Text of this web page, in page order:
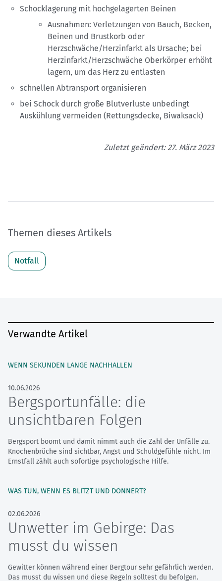
Schocklagerung mit hochgelagerten Beinen
Ausnahmen: Verletzungen von Bauch, Becken,
Beinen und Brustkorb oder
Herzschwäche/Herzinfarkt als Ursache; bei
Herzinfarkt/Herzschwäche Oberkörper erhöht
lagern, um das Herz zu entlasten
schnellen Abtransport organisieren
bei Schock durch große Blutverluste unbedingt
Auskühlung vermeiden (Rettungsdecke, Biwaksack)
Zuletzt geändert: 27. März 2023
Themen dieses Artikels
Notfall
Verwandte Artikel
WENN SEKUNDEN LANGE NACHHALLEN
10.06.2026
Bergsportunfälle: die
unsichtbaren Folgen
Bergsport boomt und damit nimmt auch die Zahl der Unfälle zu.
Knochenbrüche sind sichtbar, Angst und Schuldgefühle nicht. Im
Ernstfall zählt auch sofortige psychologische Hilfe.
WAS TUN, WENN ES BLITZT UND DONNERT?
02.06.2026
Unwetter im Gebirge: Das
musst du wissen
Gewitter können während einer Bergtour sehr gefährlich werden.
Das musst du wissen und diese Regeln solltest du befolgen.